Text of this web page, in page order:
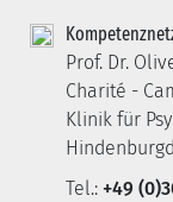
Prof. Dr.
Charité -
Klinik für
Tel.: +49